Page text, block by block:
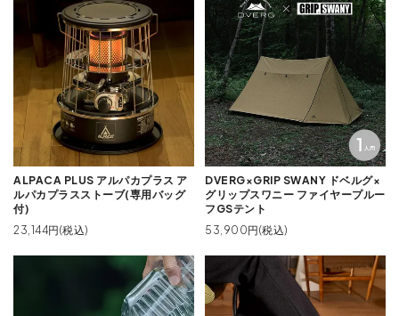
ALPACA PLUS アルパカプラス ア
ルパカプラスストーブ(専用バッグ
付)
23,144円(税込)
DVERG×GRIP SWANY ドベルグ×
グリップスワニー ファイヤープルー
フGSテント
53,900円(税込)